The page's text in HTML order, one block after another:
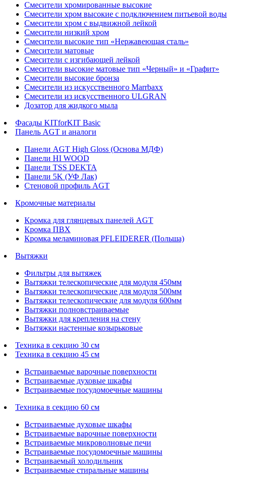
Смесители хромированные высокие
Смесители хром высокие с подключением питьевой воды
Смесители хром с выдвижной лейкой
Смесители низкий хром
Смесители высокие тип «Нержавеющая сталь»
Смесители матовые
Смесители с изгибающей лейкой
Смесители высокие матовые тип «Черный» и «Графит»
Смесители высокие бронза
Смесители из искусственного Marrbaxx
Смесители из искусственного ULGRAN
Дозатор для жидкого мыла
Фасады KITforKIT Basic
Панель AGT и аналоги
Панели AGT High Gloss (Основа МДФ)
Панели HI WOOD
Панели TSS DEKTA
Панели 5K (УФ Лак)
Стеновой профиль AGT
Кромочные материалы
Кромка для глянцевых панелей AGT
Кромка ПВХ
Кромка меламиновая PFLEIDERER (Польша)
Вытяжки
Фильтры для вытяжек
Вытяжки телескопические для модуля 450мм
Вытяжки телескопические для модуля 500мм
Вытяжки телескопические для модуля 600мм
Вытяжки полновстраиваемые
Вытяжки для крепления на стену
Вытяжки настенные козырьковые
Техника в секцию 30 см
Техника в секцию 45 см
Встраиваемые варочные поверхности
Встраиваемые духовые шкафы
Встраиваемые посудомоечные машины
Техника в секцию 60 см
Встраиваемые духовые шкафы
Встраиваемые варочные поверхности
Встраиваемые микроволновые печи
Встраиваемые посудомоечные машины
Встраиваемый холодильник
Встраиваемые стиральные машины